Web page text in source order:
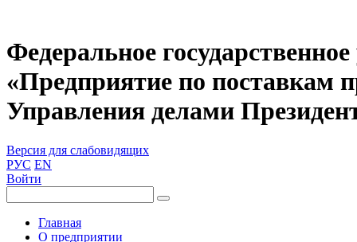
Федеральное
«Предприятие по поставкам
Управления делами
Версия для слабовидящих
РУС EN
Войти
Главная
О предприятии